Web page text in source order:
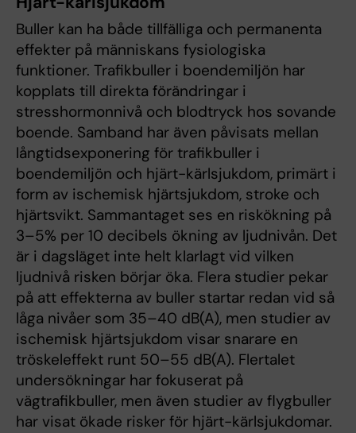
Buller kan ha både tillfälliga och permanenta
effekter på människans fysiologiska
funktioner. Trafikbuller i boendemiljön har
kopplats till direkta förändringar i
stresshormonnivå och blodtryck hos sovande
boende. Samband har även påvisats mellan
långtidsexponering för trafikbuller i
boendemiljön och hjärt-kärlsjukdom, primärt i
form av ischemisk hjärtsjukdom, stroke och
hjärtsvikt. Sammantaget ses en riskökning på
3–5% per 10 decibels ökning av ljudnivån. Det
är i dagsläget inte helt klarlagt vid vilken
ljudnivå risken börjar öka. Flera studier pekar
på att effekterna av buller startar redan vid så
låga nivåer som 35–40 dB(A), men studier av
ischemisk hjärtsjukdom visar snarare en
tröskeleffekt runt 50–55 dB(A). Flertalet
undersökningar har fokuserat på
vägtrafikbuller, men även studier av flygbuller
har visat ökade risker för hjärt-kärlsjukdomar.